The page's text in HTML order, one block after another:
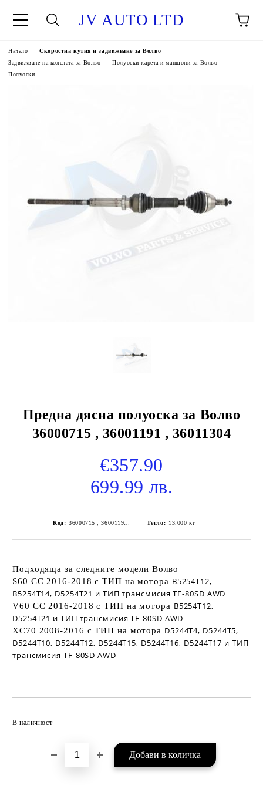
JV AUTO LTD
Начало
Скоростна кутия и задвижване за Волво
Задвижване на колелата за Волво
Полуоски карета и маншони за Волво
Полуоски
Предна дясна полуоска за Волво
36000715 , 36001191 , 36011304
€357.90
699.99 лв.
Код: Тегло: 13.000 кг
Подходяща за следните модели Волво
S60 CC 2016-2018 с ТИП на мотора B5254T12,
B5254T14, D5254T21 и ТИП трансмисияTF-80SD AWD
V60 CC 2016-2018 с ТИП на мотора B5254T12,
D5254T21 и ТИП трансмисияTF-80SD AWD
XC70 2008-2016 с ТИП на мотора D5244T4, D5244T5,
D5244T10, D5244T12, D5244T15, D5244T16, D5244T17 и ТИП
трансмисия TF-80SD AWD
В наличност